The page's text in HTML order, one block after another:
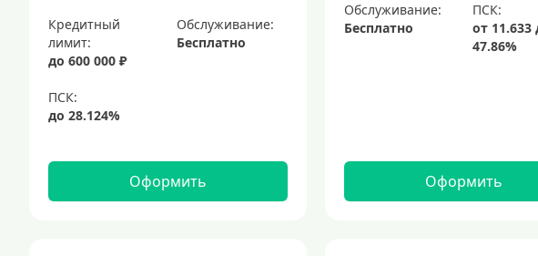
Кредитный
лимит:
до 600 000 ₽
Обслуживание:
Бесплатно
Оформить
Обслуживание:
Бесплатно
Оформить